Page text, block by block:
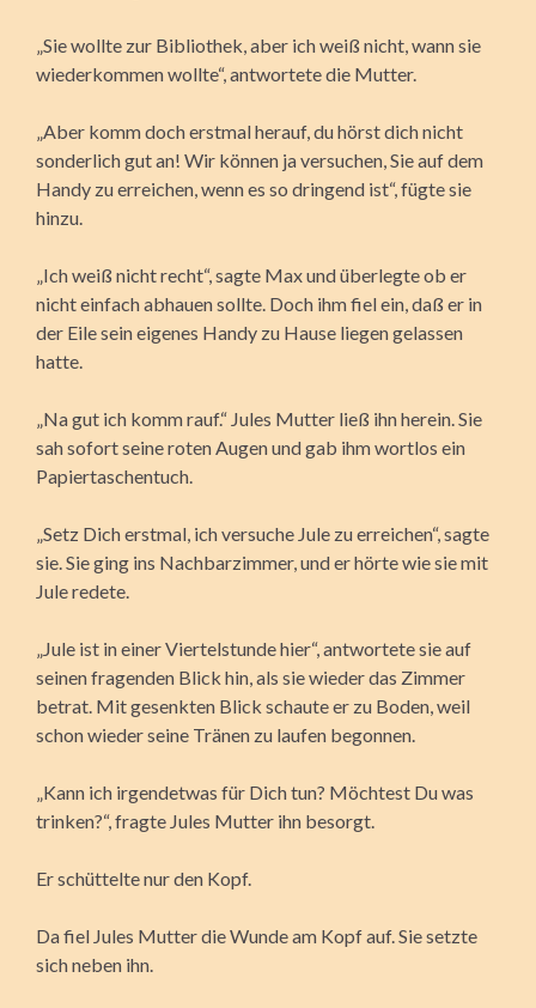
„Sie wollte zur Bibliothek, aber ich weiß nicht, wann sie
wiederkommen wollte“, antwortete die Mutter.
„Aber komm doch erstmal herauf, du hörst dich nicht
sonderlich gut an! Wir können ja versuchen, Sie auf dem
Handy zu erreichen, wenn es so dringend ist“, fügte sie
hinzu.
„Ich weiß nicht recht“, sagte Max und überlegte ob er
nicht einfach abhauen sollte. Doch ihm fiel ein, daß er in
der Eile sein eigenes Handy zu Hause liegen gelassen
hatte.
„Na gut ich komm rauf.“ Jules Mutter ließ ihn herein. Sie
sah sofort seine roten Augen und gab ihm wortlos ein
Papiertaschentuch.
„Setz Dich erstmal, ich versuche Jule zu erreichen“, sagte
sie. Sie ging ins Nachbarzimmer, und er hörte wie sie mit
Jule redete.
„Jule ist in einer Viertelstunde hier“, antwortete sie auf
seinen fragenden Blick hin, als sie wieder das Zimmer
betrat. Mit gesenkten Blick schaute er zu Boden, weil
schon wieder seine Tränen zu laufen begonnen.
„Kann ich irgendetwas für Dich tun? Möchtest Du was
trinken?“, fragte Jules Mutter ihn besorgt.
Er schüttelte nur den Kopf.
Da fiel Jules Mutter die Wunde am Kopf auf. Sie setzte
sich neben ihn.